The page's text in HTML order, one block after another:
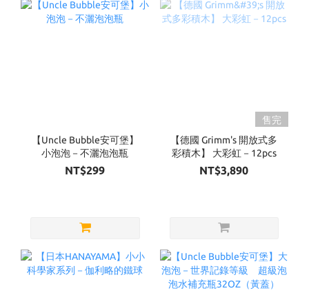
【Uncle Bubble安可堡】
小泡泡－不灑泡泡瓶
NT$299
售完
【德國 Grimm's 開放式多
彩積木】 大彩虹－12pcs
NT$3,890